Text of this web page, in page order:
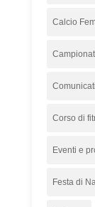
Calcio
Corso di
Eventi e
Festa di